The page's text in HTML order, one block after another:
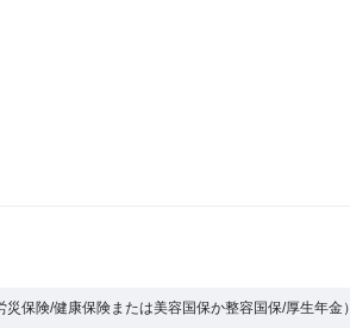
保険/健康保険または美容国保か整容国保/厚生年金）